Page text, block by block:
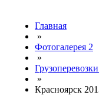
Главная
»
Фотогалерея 2
»
»
Красноярск